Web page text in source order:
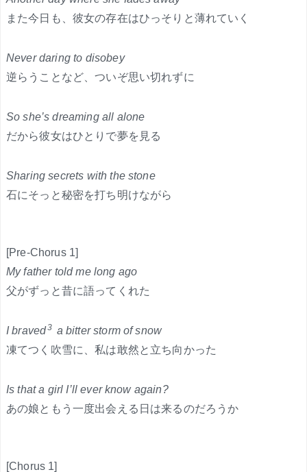
また今日も、彼女の存在はひっそりと薄れていく
Never daring to disobey
逆らうことなど、ついぞ思い切れずに
So she’s dreaming all alone
だから彼女はひとりで夢を見る
Sharing secrets with the stone
石にそっと秘密を打ち明けながら
[Pre-Chorus 1]
My father told me long ago
父がずっと昔に語ってくれた
I braved3 a bitter storm of snow
凍てつく吹雪に、私は敢然と立ち向かった
Is that a girl I’ll ever know again?
あの娘ともう一度出会える日は来るのだろうか
[Chorus 1]